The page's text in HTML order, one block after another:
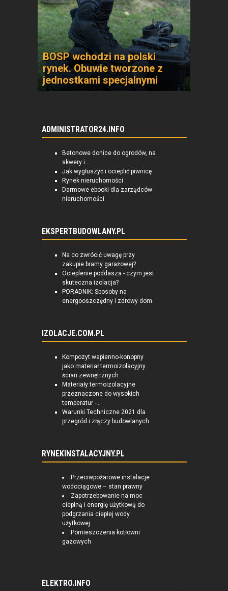
BOSP wchodzi na polski
rynek. Obuwie tworzone z
jednostkami specjalnymi
ADMINISTRATOR24.INFO
Betonowe donice do ogrodów, na
skwery i...
Jak wygłuszyć i ocieplić piwnicę
Rynek nieruchomości
Darmowe ebooki dla zarządców
nieruchomości
EKSPERTBUDOWLANY.PL
Na co zwrócić uwagę przy
zakupie bramy garażowej?
Ocieplenie poddasza - czym jest
skuteczna izolacja?
PORADNIK: Sposoby na
energooszczędny i zdrowy dom
IZOLACJE.COM.PL
Kompozyt wapienno-konopny
jako materiał termoizolacyjny
ścian zewnętrznych
Materiały termoizolacyjne
przeznaczone do wysokich
temperatur -...
Warunki Techniczne 2021 dla
przegród i złączy budowlanych
RYNEKINSTALACYJNY.PL
Przeciwpożarowe instalacje
wodociągowe – stan prawny
Zapotrzebowanie na moc
cieplną i energię użytkową do
podgrzania ciepłej wody
użytkowej
Pomieszczenia kotłowni
gazowych
ELEKTRO.INFO